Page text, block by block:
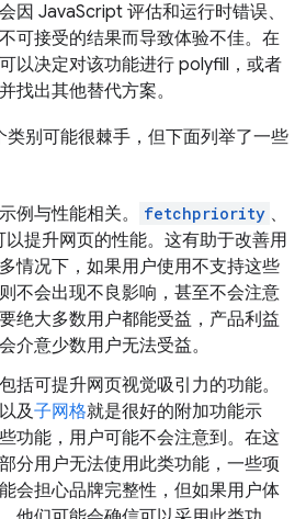
因 JavaScript 评估和运行时错误、
可接受的结果而导致体验不佳。在
以决定对该功能进行 polyfill，或者
找出其他替代方案。
类别可能很棘手，但下面列举了一些
例与性能相关。 fetchpriority 、
以提升网页的性能。这有助于改善用
情况下，如果用户使用不支持这些
不会出现不良影响，甚至不会注意
绝大多数用户都能受益，产品利益
介意少数用户无法受益。
括可提升网页视觉吸引力的功能。
以及子网格就是很好的附加功能示
功能，用户可能不会注意到。在这
分用户无法使用此类功能，一些项
会担心品牌完整性，但如果用户体